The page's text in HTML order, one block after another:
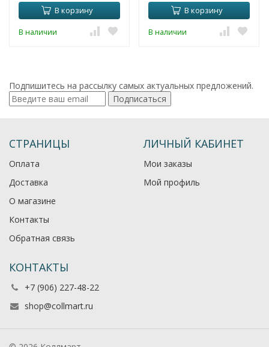
В корзину
В наличии
В корзину
В наличии
Подпишитесь на рассылку самых актуальных предложений.
Подписаться
СТРАНИЦЫ
Оплата
Доставка
О магазине
Контакты
Обратная связь
ЛИЧНЫЙ КАБИНЕТ
Мои заказы
Мой профиль
КОНТАКТЫ
+7 (906) 227-48-22
shop@collmart.ru